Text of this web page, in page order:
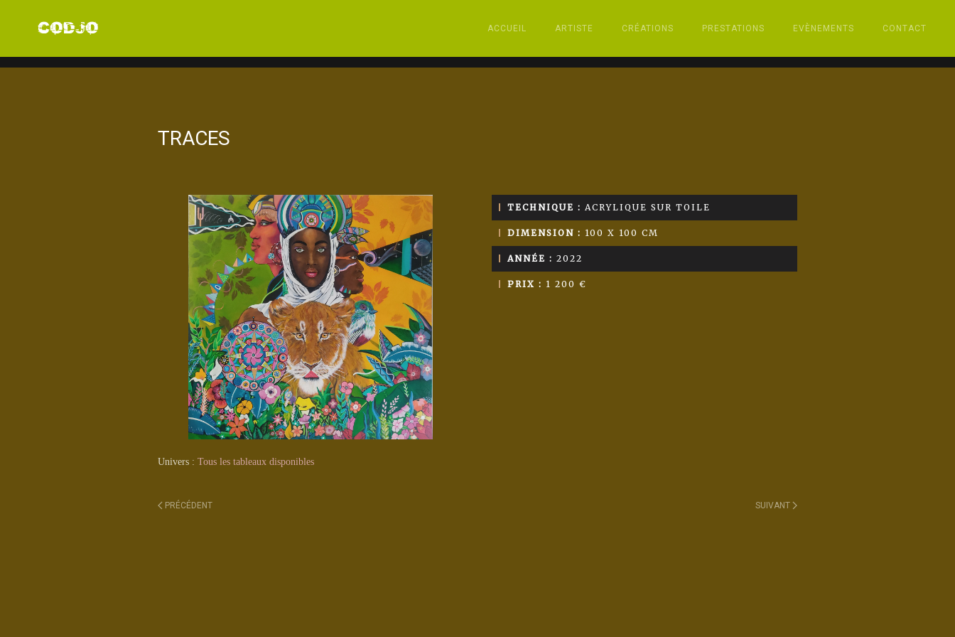
ACCUEIL ARTISTE CRÉATIONS PRESTATIONS EVÈNEMENTS CONTACT
TRACES
TECHNIQUE : ACRYLIQUE SUR TOILE
DIMENSION : 100 X 100 CM
ANNÉE : 2022
PRIX : 1 200 €
Univers : Tous les tableaux disponibles
PRÉCÉDENT SUIVANT